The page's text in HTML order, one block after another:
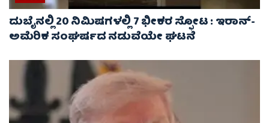
ದುಬೈನಲ್ಲಿ 20 ನಿಮಿಷಗಳಲ್ಲಿ 7 ಭೀಕರ ಸ್ಫೋಟ : ಇರಾನ್-
ಅಮೆರಿಕ ಸಂಘರ್ಷದ ನಡುವೆಯೇ ಘಟನೆ